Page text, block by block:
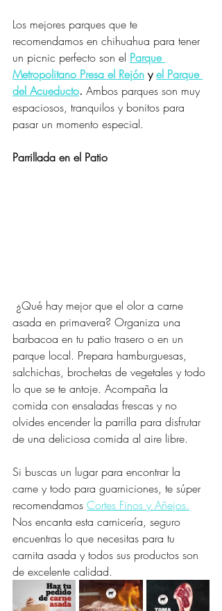
Los mejores parques que te
recomendamos en chihuahua para tener
un picnic perfecto son el Parque
Metropolitano Presa el Rejón y el Parque
del Acueducto. Ambos parques son muy
espaciosos, tranquilos y bonitos para
pasar un momento especial.
Parrillada en el Patio
asada en primavera? Organiza una
barbacoa en tu patio trasero o en un
parque local. Prepara hamburguesas,
salchichas, brochetas de vegetales y todo
lo que se te antoje. Acompaña la
comida con ensaladas frescas y no
olvides encender la parrilla para disfrutar
de una deliciosa comida al aire libre.
Si buscas un lugar para encontrar la
carne y todo para guarniciones, te súper
recomendamos Cortes Finos y Añejos.
Nos encanta esta carnicería, seguro
encuentras lo que necesitas para tu
carnita asada y todos sus productos son
de excelente calidad.